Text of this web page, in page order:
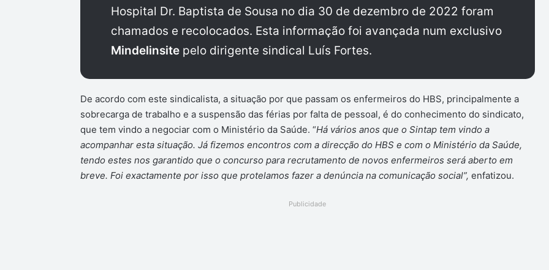
Hospital Dr. Baptista de Sousa no dia 30 de dezembro de 2022 foram
chamados e recolocados. Esta informação foi avançada num exclusivo
Mindelinsite pelo dirigente sindical Luís Fortes.
De acordo com este sindicalista, a situação por que passam os enfermeiros do HBS, principalmente a
sobrecarga de trabalho e a suspensão das férias por falta de pessoal, é do conhecimento do sindicato,
que tem vindo a negociar com o Ministério da Saúde. “Há vários anos que o Sintap tem vindo a
acompanhar esta situação. Já fizemos encontros com a direcção do HBS e com o Ministério da Saúde,
tendo estes nos garantido que o concurso para recrutamento de novos enfermeiros será aberto em
breve. Foi exactamente por isso que protelamos fazer a denúncia na comunicação social”, enfatizou.
Publicidade